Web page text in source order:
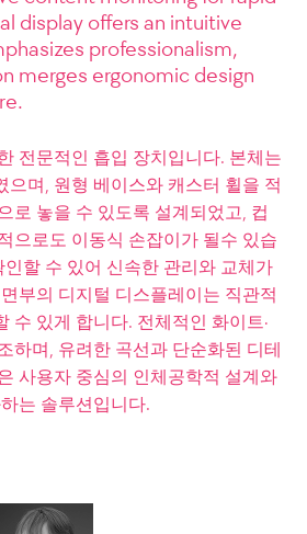
display offers an intuitive
professionalism,
merges ergonomic design
전문적인 흡입 장치입니다. 본체는
며, 원형 베이스와 캐스터 휠을 적
로 놓을 수 있도록 설계되었고, 컵
으로도 이동식 손잡이가 될수 있습
할 수 있어 신속한 관리와 교체가
부의 디지털 디스플레이는 직관적
수 있게 합니다. 전체적인 화이트·
하며, 유려한 곡선과 단순화된 디테
사용자 중심의 인체공학적 설계와
는 솔루션입니다.